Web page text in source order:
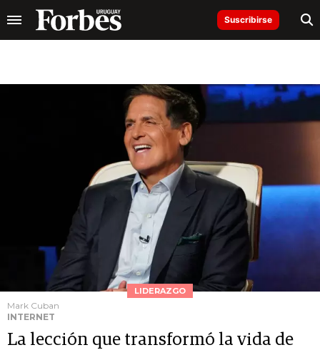
Suscribirse
LIDERAZGO
Mark Cuban
INTERNET
La lección que transformó la vida de